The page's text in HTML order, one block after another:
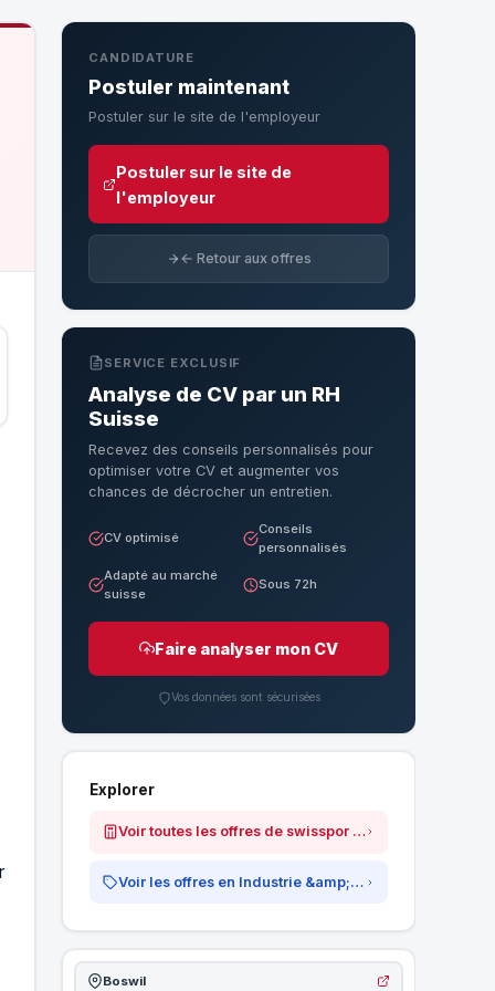
CANDIDATURE
Postuler maintenant
Postuler sur le site de l'employeur
Postuler sur le site de
l'employeur
← Retour aux offres
SERVICE EXCLUSIF
Analyse de CV par un RH
Suisse
Recevez des conseils personnalisés pour
optimiser votre CV et augmenter vos
chances de décrocher un entretien.
CV optimisé
Conseils
personnalisés
Adapté au marché
suisse
Sous 72h
Faire analyser mon CV
Vos données sont sécurisées
Explorer
Voir toutes les offres de swisspor AG
Voir les offres en Industrie &amp; Production
Boswil